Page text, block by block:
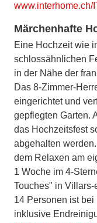
www.interhome.ch/
Märchenhafte
Eine Hochzeit wie
schlossähnlichen
in der Nähe der
Das 8-Zimmer-
eingerichtet und
gepflegten Garten.
das Hochzeitsfest
abgehalten
dem Relaxen am
1 Woche im 4-
Touches" in Villars-
14 Personen ist bei
inklusive